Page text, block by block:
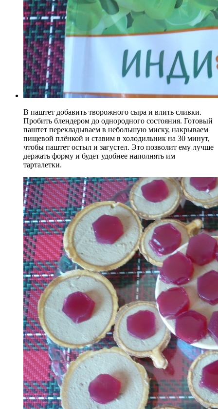
В паштет добавить творожного сыра и влить сливки.
Пробить блендером до однородного состояния. Готовый
паштет перекладываем в небольшую миску, накрываем
пищевой плёнкой и ставим в холодильник на 30 минут,
чтобы паштет остыл и загустел. Это позволит ему лучше
держать форму и будет удобнее наполнять им
тарталетки.